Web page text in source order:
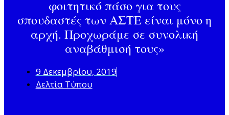
φοιτητικό πάσο για τους
σπουδαστές των ΑΣΤΕ είναι μόνο η
αρχή. Προχωράμε σε συνολική
αναβάθμισή τους»
9 Δεκεμβρίου, 2019
Δελτία Τύπου